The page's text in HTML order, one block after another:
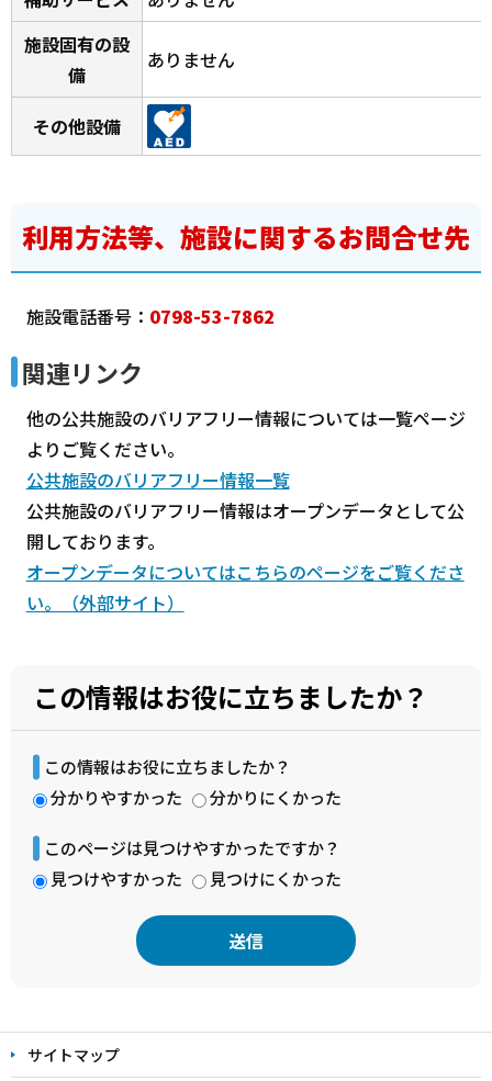
施設固有の設
備
ありません
その他設備
利用方法等、施設に関するお問合せ先
施設電話番号： 0798-53-7862
関連リンク
他の公共施設のバリアフリー情報については一覧ページ
よりご覧ください。
公共施設のバリアフリー情報一覧
公共施設のバリアフリー情報はオープンデータとして公
開しております。
オープンデータについてはこちらのページをご覧くださ
い。（外部サイト）
この情報はお役に立ちましたか？
この情報はお役に立ちましたか？
分かりやすかった
分かりにくかった
このページは見つけやすかったですか？
見つけやすかった
見つけにくかった
文
こ サイトマップ